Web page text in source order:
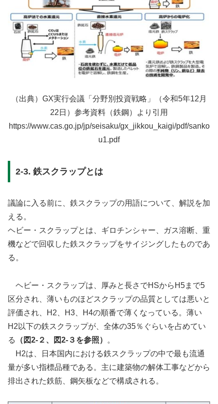
（出典）GX実行会議「分野別投資戦略」（令和5年12月
22日）参考資料（鉄鋼）より引用
https://www.cas.go.jp/jp/seisaku/gx_jikkou_kaigi/pdf/sanko
u1.pdf
2-3. 鉄スクラップとは
議論に入る前に、鉄スクラップの用語について、解説を加
える。
ヘビー・スクラップとは、ギロチンシャー、ガス溶断、重
機などで回収した鉄スクラップをサイジングしたものであ
る。
ヘビー・スクラップは、厚みと長さでHSからH5まで5
区分され、薄いものほどスクラップの品質としては悪いと
評価され、H2、H3、H4の順番で薄くなっている。薄い
H2以下の鉄スクラップが、全体の35％ぐらいを占めてい
る
（図2-２、図2-３を参照）
。
H2は、日本国内における鉄スクラップの中で最も流通
量が多い指標品種である。主に建築物の解体工事などから
排出された鉄筋、鋼矢板などで構成される。